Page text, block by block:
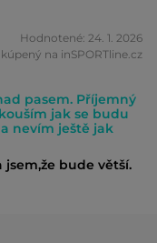
Hodnotené: 24. 1. 2026
na inSPORTline.cz
pasem. Příjemný
jak se budu
nevím ještě jak
bude větší.